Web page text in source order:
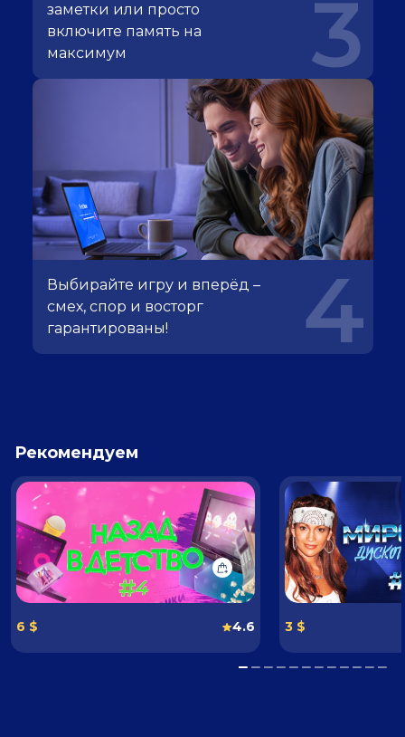
заметки или просто
включите память на
максимум
3
Выбирайте игру и вперёд –
смех, спор и восторг
гарантированы!
4
Рекомендуем
6 $ 4.6 3 $